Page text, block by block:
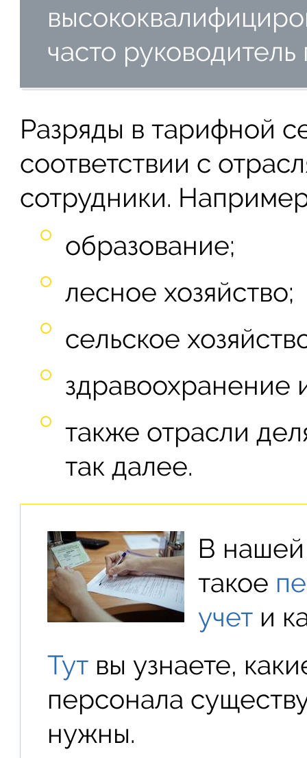
часто
Разряды в тарифной
соответствии с
сотрудники.
образование;
лесное хозяйство;
сельское
здравоохранение
также отрасли
так далее.
В нашей
такое
учет и
Тут вы узнаете,
персонала
нужны.